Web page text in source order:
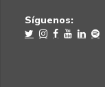
Síguenos: